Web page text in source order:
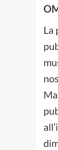
La